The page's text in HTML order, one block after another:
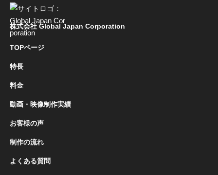
株式会社 Global Japan Corporation
TOPページ
特長
料金
動画・映像制作実績
お客様の声
制作の流れ
よくある質問